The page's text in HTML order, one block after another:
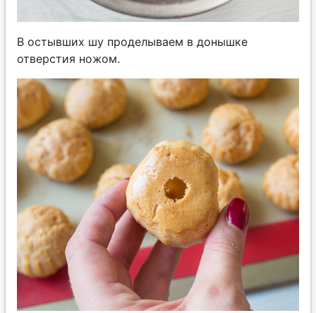
В остывших шу проделываем в донышке
отверстия ножом.